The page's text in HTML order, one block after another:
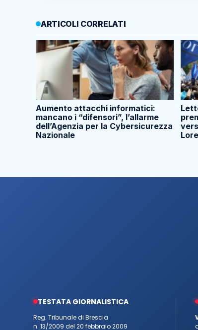
ARTICOLI CORRELATI
Aumento attacchi informatici:
mancano i “difensori”, l’allarme
dell’Agenzia per la Cybersicurezza
Nazionale
TESTATA GIORNALISTICA
Reg. Tribunale di Brescia
n. 13/2009 del 20 febbraio 2009